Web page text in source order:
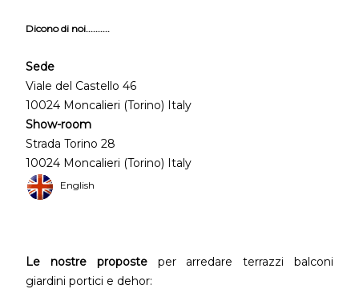
Dicono di noi..........
Sede
Viale del Castello 46
10024 Moncalieri (Torino) Italy
Show-room
Strada Torino 28
10024 Moncalieri (Torino) Italy
English
Le nostre proposteper arredare terrazzi balconi
giardini portici e dehor: